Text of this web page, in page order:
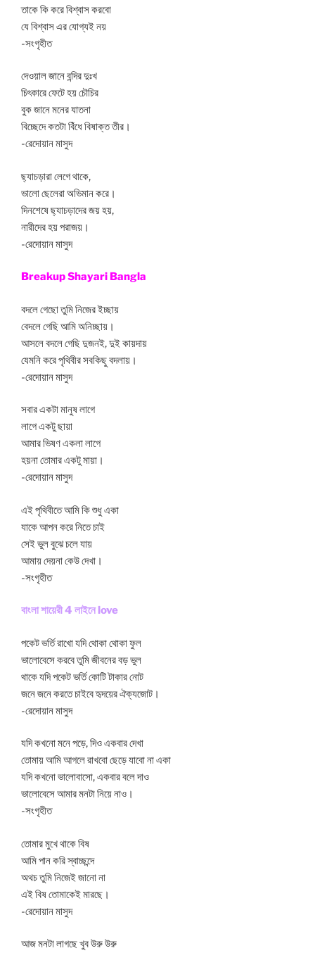
তাকে কি করে বিশ্বাস করবো
যে বিশ্বাস এর যোগ্যই নয়
-সংগৃহীত
দেওয়াল জানে বন্দির দুঃখ
চিৎকারে ফেটে হয় চৌচির
বুক জানে মনের যাতনা
বিচ্ছেদে কতটা বিঁধে বিষাক্ত তীর।
-রেদোয়ান মাসুদ
ছ্যাচড়ারা লেগে থাকে,
ভালো ছেলেরা অভিমান করে।
দিনশেষে ছ্যাচড়াদের জয় হয়,
নারীদের হয় পরাজয়।
-রেদোয়ান মাসুদ
Breakup Shayari Bangla
বদলে গেছো তুমি নিজের ইচ্ছায়
বেদলে গেছি আমি অনিচ্ছায়।
আসলে বদলে গেছি দুজনই, দুই কায়দায়
যেমনি করে পৃথিবীর সবকিছু বদলায়।
-রেদোয়ান মাসুদ
সবার একটা মানুষ লাগে
লাগে একটু ছায়া
আমার ভিষণ একলা লাগে
হয়না তোমার একটু মায়া।
-রেদোয়ান মাসুদ
এই পৃথিবীতে আমি কি শুধু একা
যাকে আপন করে নিতে চাই
সেই ভুল বুঝে চলে যায়
আমায় দেয়না কেউ দেখা।
-সংগৃহীত
বাংলা শায়েরী 4 লাইনে love
পকেট ভর্তি রাখো যদি থোকা থোকা ফুল
ভালোবেসে করবে তুমি জীবনের বড় ভুল
থাকে যদি পকেট ভর্তি কোটি টাকার নোট
জনে জনে করতে চাইবে হৃদয়ের ঐক্যজোট।
-রেদোয়ান মাসুদ
যদি কখনো মনে পড়ে, দিও একবার দেখা
তোমায় আমি আগলে রাখবো ছেড়ে যাবো না একা
যদি কখনো ভালোবাসো, একবার বলে দাও
ভালোবেসে আমার মনটা নিয়ে নাও।
-সংগৃহীত
তোমার মুখে থাকে বিষ
আমি পান করি স্বাচ্ছন্দে
অথচ তুমি নিজেই জানো না
এই বিষ তোমাকেই মারছে।
-রেদোয়ান মাসুদ
আজ মনটা লাগছে খুব উরু উরু